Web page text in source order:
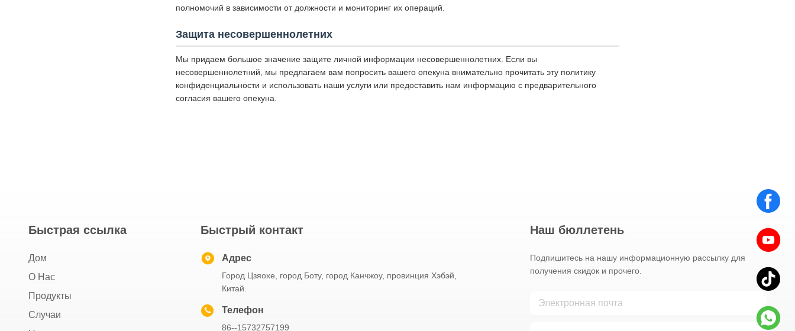
полномочий в зависимости от должности и мониторинг их операций.
Защита несовершеннолетних
Мы придаем большое значение защите личной информации несовершеннолетних. Если вы
несовершеннолетний, мы предлагаем вам попросить вашего опекуна внимательно прочитать эту политику
конфиденциальности и использовать наши услуги или предоставить нам информацию с предварительного
согласия вашего опекуна.
Быстрая ссылка
Дом
О Нас
Продукты
Случаи
Быстрый контакт
Адрес
Город Цзяохе, город Боту, город Канчжоу, провинция Хэбэй,
Китай.
Телефон
86--15732757199
Наш бюллетень
Подпишитесь на нашу информационную рассылку для
получения скидок и прочего.